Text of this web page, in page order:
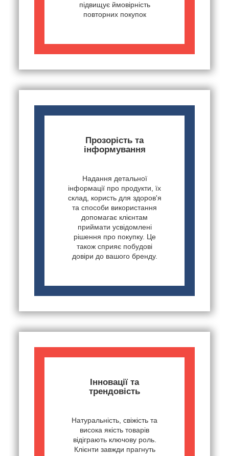
підвищує ймовірність
повторних покупок
Прозорість та
інформування
Надання детальної
інформації про продукти, їх
склад, користь для здоров'я
та способи використання
допомагає клієнтам
приймати усвідомлені
рішення про покупку. Це
також сприяє побудові
довіри до вашого бренду.
Інновації та
трендовість
Натуральність, свіжість та
висока якість товарів
відіграють ключову роль.
Клієнти завжди прагнуть